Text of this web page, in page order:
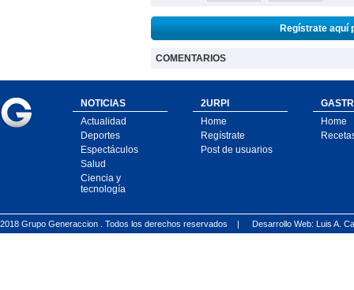
Regístrate aquí
COMENTARIOS
NOTICIAS
Actualidad
Deportes
Espectáculos
Salud
Ciencia y
tecnología
2URPI
Home
Regístrate
Post de usuarios
Home
2018 Grupo Generaccion . Todos los derechos reservados | Desarrollo Web: Luis